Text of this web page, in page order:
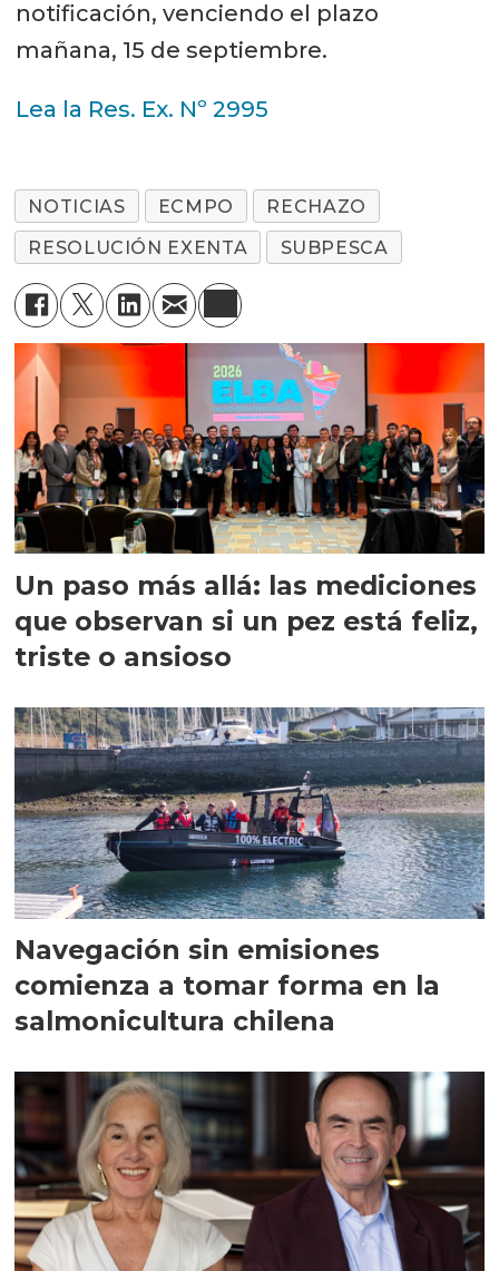
notificación, venciendo el plazo
mañana, 15 de septiembre.
Lea la Res. Ex. Nº 2995
NOTICIAS ECMPO
RECHAZO
RESOLUCIÓN EXENTA
SUBPESCA
Un paso más allá: las mediciones
que observan si un pez está feliz,
triste o ansioso
Navegación sin emisiones
comienza a tomar forma en la
salmonicultura chilena